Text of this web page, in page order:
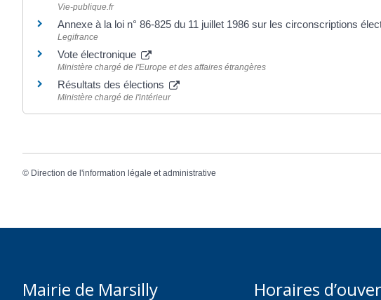
Vie-publique.fr
Annexe à la loi n° 86-825 du 11 juillet 1986 sur les circonscriptions
Legifrance
Vote électronique
Ministère chargé de l'Europe et des affaires étrangères
Résultats des élections
Ministère chargé de l'intérieur
© Direction de l'information légale et administrative
Mairie de Marsilly
Horaires